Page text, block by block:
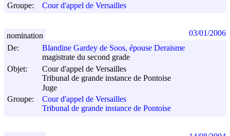
Groupe:
Cour d'appel de Versailles
De:
Blandine Gardey de Soos, épouse Deraisme
magistrate du second grade
Objet:
Cour d'appel de Versailles
Tribunal de grande instance de Pontoise
Juge
Groupe:
Cour d'appel de Versailles
Tribunal de grande instance de Pontoise
nomination 03/01/2006